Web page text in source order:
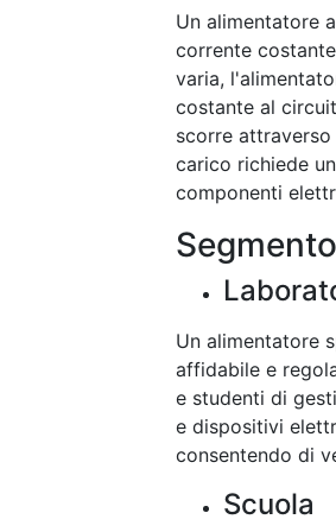
Un alimentatore
corrente
varia,
costante al
scorre
carico richiede
componenti
Un alimentatore
affidabile e
e studenti di
e dispositivi
consentendo di
Scuola